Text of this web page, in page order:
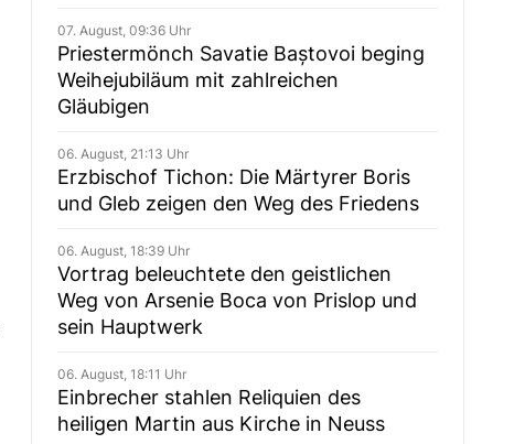
07. August, 09:36 Uhr
Priestermönch Savatie Baștovoi beging
Weihejubiläum mit zahlreichen
Gläubigen
06. August, 21:13 Uhr
Erzbischof Tichon: Die Märtyrer Boris
und Gleb zeigen den Weg des Friedens
06. August, 18:39 Uhr
Vortrag beleuchtete den geistlichen
Weg von Arsenie Boca von Prislop und
sein Hauptwerk
06. August, 18:11 Uhr
Einbrecher stahlen Reliquien des
heiligen Martin aus Kirche in Neuss